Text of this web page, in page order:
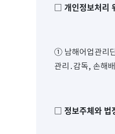
□ 개인정보처리
① 남해어업관리
관리․감독, 손해
□ 정보주체와 법